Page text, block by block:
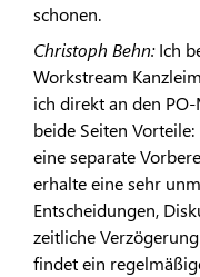
schonen.
Christoph Behn:Ich
Workstream
ich direkt an den
beide Seiten
eine separate
erhalte eine sehr
Entscheidungen,
zeitliche
findet ein